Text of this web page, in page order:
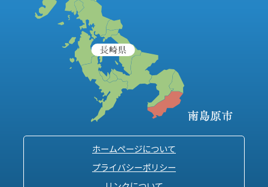
ホームページについて
プライバシーポリシー